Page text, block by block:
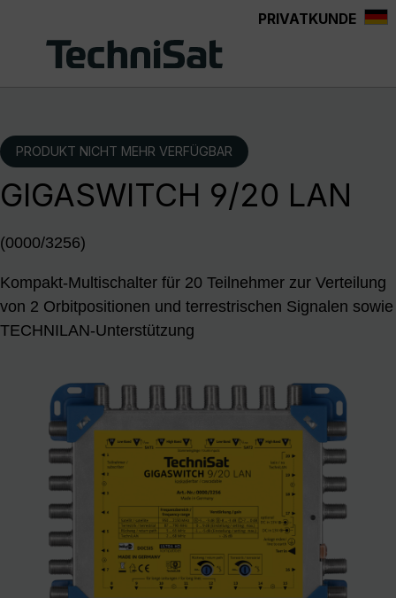
PRIVATKUNDE
PRODUKT NICHT MEHR VERFÜGBAR
GIGASWITCH 9/20 LAN
(0000/3256)
Kompakt-Multischalter für 20 Teilnehmer zur Verteilung
von 2 Orbitpositionen und terrestrischen Signalen sowie
TECHNILAN-Unterstützung